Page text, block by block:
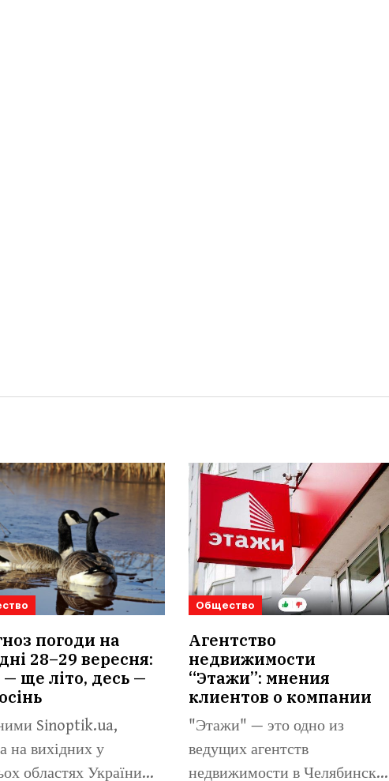
погоди на
28–29 вересня:
— ще літо, десь —
Sinoptik.ua,
на вихідних у
областях України
Общество
Агентство
недвижимости
“Этажи”: мнения
клиентов о компании
"Этажи" — это одно из
ведущих агентств
недвижимости в Челябинске,